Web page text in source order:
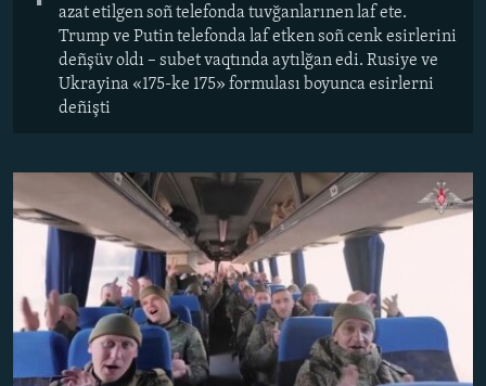
azat etilgen soñ telefonda tuvğanlarınen laf ete.
Trump ve Putin telefonda laf etken soñ cenk esirlerini
deñşüv oldı – subet vaqtında aytılğan edi. Rusiye ve
Ukrayina «175-ke 175» formulası boyunca esirlerni
deñişti